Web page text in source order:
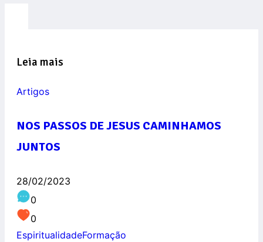
Leia mais
Artigos
NOS PASSOS DE JESUS CAMINHAMOS
JUNTOS
28/02/2023
0
0
EspiritualidadeFormação